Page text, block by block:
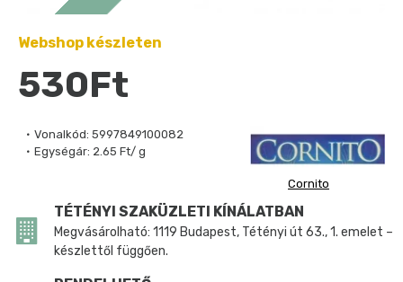
Vonalkód: 5997849100082
Egységár: 2.65 Ft/ g
Cornito
Webshop készleten
530Ft
TÉTÉNYI SZAKÜZLETI KÍNÁLATBAN
Megvásárolható: 1119 Budapest, Tétényi út 63., 1. emelet –
készlettől függően.